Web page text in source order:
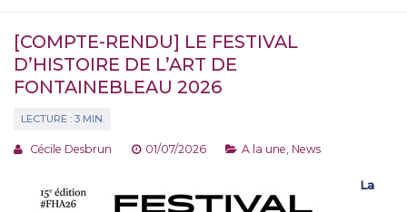
[COMPTE-RENDU] LE FESTIVAL
D’HISTOIRE DE L’ART DE
FONTAINEBLEAU 2026
Cécile Desbrun 01/07/2026 A la une News
La